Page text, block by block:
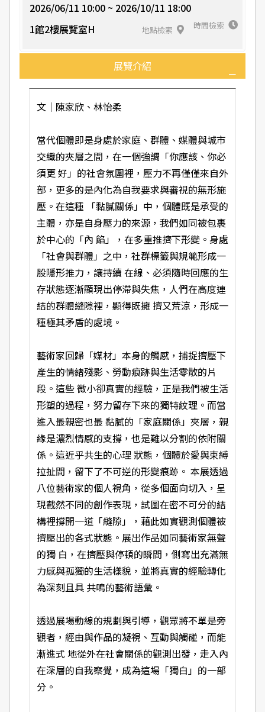
2026/06/11 10:00 ~ 2026/10/11 18:00
時間檢索
1館2樓展覽室H 地點檢索
展覽介紹
文｜陳家欣、林怡柔
當代個體即是身處於家庭、群體、媒體與城市
交織的夾層之間，在一個強調「你應該、你必
須更 好」的社會氛圍裡，壓力不再僅僅來自外
部，更多的是內化為自我要求與審視的無形施
壓。在這種 「黏膩關係」中，個體既是承受的
主體，亦是自身壓力的來源，我們如同被包裹
於中心的「內 餡」，在多重推擠下形變。身處
「社會與群體」之中，社群標籤與規範形成一
股隱形推力，讓持續 在線、必須隨時回應的生
存狀態逐漸顯現出停滯與失焦，人們在高度連
結的群體縫隙裡，顯得既擁 擠又荒涼，形成一
種極其矛盾的處境。
藝術家回歸「媒材」本身的觸感，捕捉擠壓下
產生的情緒殘影、勞動痕跡與生活零散的片
段。這些 微小卻真實的經驗，正是我們被生活
形塑的過程，努力留存下來的獨特紋理。而當
進入最親密也最 黏膩的「家庭關係」夾層，親
緣是濃烈情感的支撐，也是難以分割的依附關
係。這近乎共生的心理 狀態，個體於愛與束縛
拉扯間，留下了不可逆的形變痕跡。 本展透過
八位藝術家的個人視角，從多個面向切入，呈
現截然不同的創作表現，試圖在密不可分的結
構裡撐開一道「縫隙」，藉此如實觀測個體被
擠壓出的各式狀態。展出作品如同藝術家無聲
的獨 白，在擠壓與停頓的瞬間，側寫出充滿無
力感與孤獨的生活樣貌，並將真實的經驗轉化
為深刻且具 共鳴的藝術語彙。
透過展場動線的規劃與引導，觀眾將不單是旁
觀者，經由與作品的凝視、互動與觸碰，而能
漸進式 地從外在社會關係的觀測出發，走入內
在深層的自我察覺，成為這場「獨白」的一部
分。